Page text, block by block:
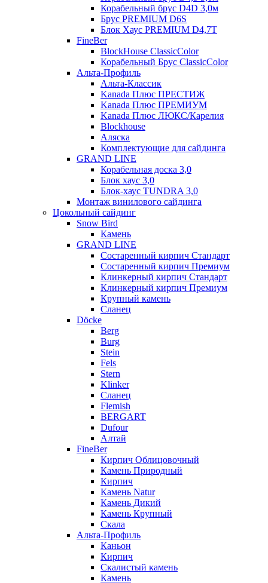
Корабельный брус D4D 3,0м
Брус PREMIUM D6S
Блок Хаус PREMIUM D4,7T
FineBer
BlockHouse ClassicColor
Корабельный Брус ClassicColor
Альта-Профиль
Альта-Классик
Kanada Плюс ПРЕСТИЖ
Kanada Плюс ПРЕМИУМ
Kanada Плюс ЛЮКС/Карелия
Blockhouse
Аляска
Комплектующие для сайдинга
GRAND LINE
Корабельная доска 3,0
Блок хаус 3,0
Блок-хаус TUNDRA 3,0
Монтаж винилового сайдинга
Цокольный сайдинг
Snow Bird
Камень
GRAND LINE
Состаренный кирпич Стандарт
Состаренный кирпич Премиум
Клинкерный кирпич Стандарт
Клинкерный кирпич Премиум
Крупный камень
Сланец
Döcke
Berg
Burg
Stein
Fels
Stern
Klinker
Сланец
Flemish
BERGART
Dufour
Алтай
FineBer
Кирпич Облицовочный
Камень Природный
Кирпич
Камень Natur
Камень Дикий
Камень Крупный
Скала
Альта-Профиль
Каньон
Кирпич
Скалистый камень
Камень